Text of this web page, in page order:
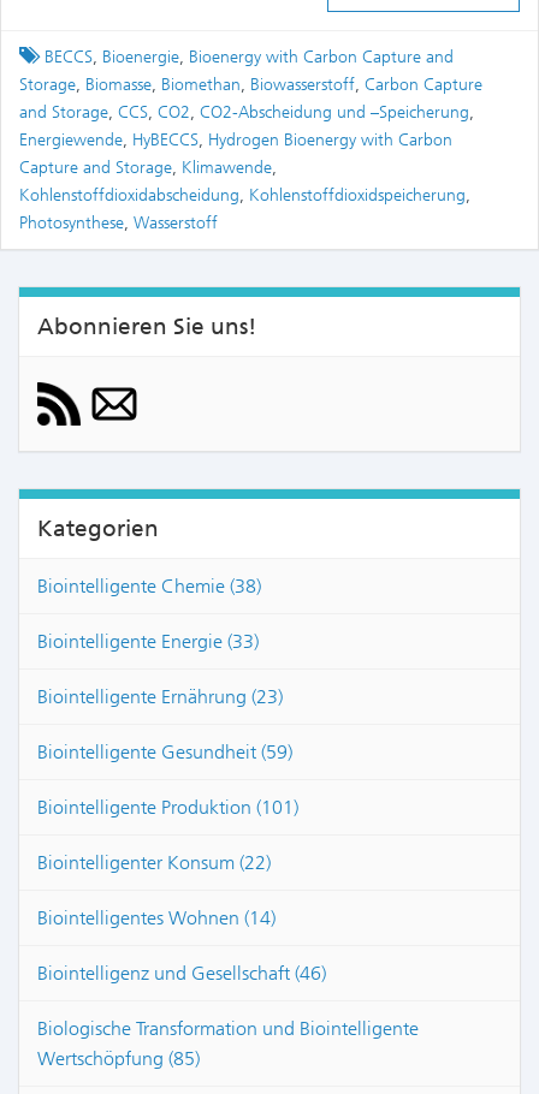
Tagged
BECCS, Bioenergie, Bioenergy with Carbon Capture and
Storage, Biomasse, Biomethan, Biowasserstoff, Carbon Capture
and Storage, CCS, CO2, CO2-Abscheidung und –Speicherung,
Energiewende, HyBECCS, Hydrogen Bioenergy with Carbon
Capture and Storage, Klimawende,
Kohlenstoffdioxidabscheidung, Kohlenstoffdioxidspeicherung,
Photosynthese, Wasserstoff
Abonnieren Sie uns!
Kategorien
Biointelligente Chemie (38)
Biointelligente Energie (33)
Biointelligente Ernährung (23)
Biointelligente Gesundheit (59)
Biointelligente Produktion (101)
Biointelligenter Konsum (22)
Biointelligentes Wohnen (14)
Biointelligenz und Gesellschaft (46)
Biologische Transformation und Biointelligente
Wertschöpfung (85)